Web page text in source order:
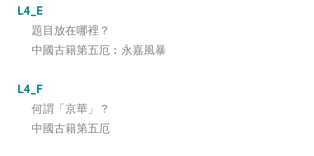
L4_E
題目放在哪裡？
中國古籍第五厄︰永嘉風暴
L4_F
何謂「京華」？
中國古籍第五厄